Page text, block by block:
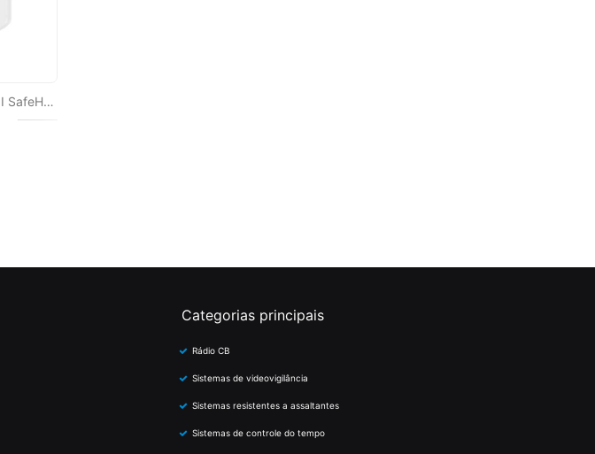
Controle remoto PNI SafeHouse HS190 para sistemas de alarme sem fio, armar, desarmar, armar parcial, funções de alarme de pânico
Categorias principais
Rádio CB
Sistemas de videovigilância
Sistemas resistentes a assaltantes
Sistemas de controle do tempo